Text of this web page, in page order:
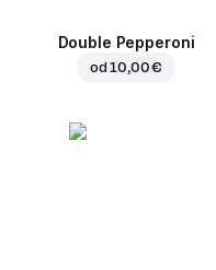
Double Pepperoni
od10,00 €